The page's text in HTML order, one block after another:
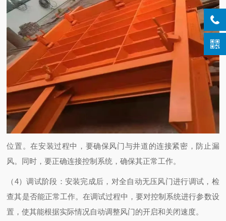
位置。在安装过程中，要确保风门与井道的连接紧密，防止漏
风。同时，要正确连接控制系统，确保其正常工作。
（4）调试阶段：安装完成后，对全自动无压风门进行调试，检
查其是否能正常工作。在调试过程中，要对控制系统进行参数设
置，使其能根据实际情况自动调整风门的开启和关闭速度。